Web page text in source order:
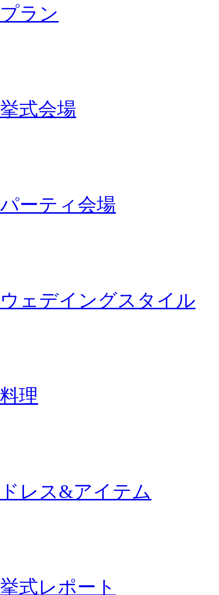
プラン
挙式会場
パーティ会場
ウェデイングスタイル
料理
ドレス&アイテム
挙式レポート